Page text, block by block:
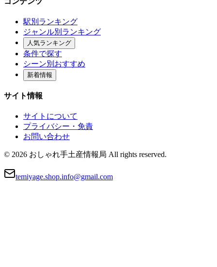
駅別ランキング
ジャンル別ランキング
人気ランキング
条件で探す
シーン別おすすめ
新着情報
サイト情報
サイトについて
プライバシー・免責
お問い合わせ
© 2026 おしゃれ手土産情報局 All rights reserved.
temiyage.shop.info@gmail.com